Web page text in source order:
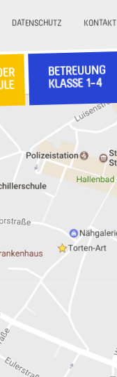
DATENSCHUTZ KONTAKT
BETREUUNG
KLASSE 1-4